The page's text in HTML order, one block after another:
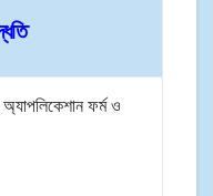
ফর্ম ও